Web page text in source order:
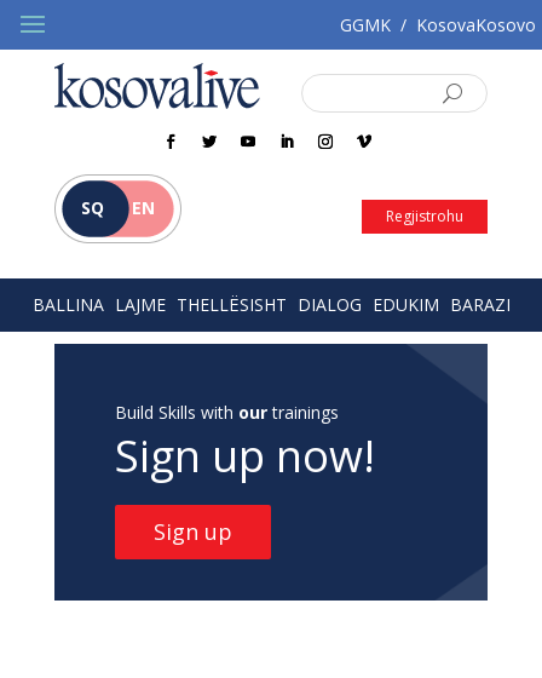
GGMK / KosovaKosovo
SQ EN Regjistrohu
BALLINA LAJME THELLËSISHT DIALOG EDUKIM BARAZI
Build Skills with ourtrainings
Sign up now!
Sign up